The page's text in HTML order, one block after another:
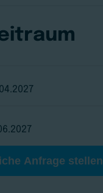
Anfrage stellen